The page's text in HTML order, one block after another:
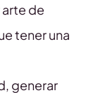
de
tener una
generar